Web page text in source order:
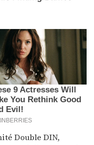
Double DIN,